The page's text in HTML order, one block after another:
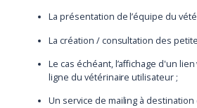
La présentation de l’équipe du
La création / consultation des
Le cas échéant, l’affichage d'un
ligne du vétérinaire utilisateur ;
Un service de mailing à destination